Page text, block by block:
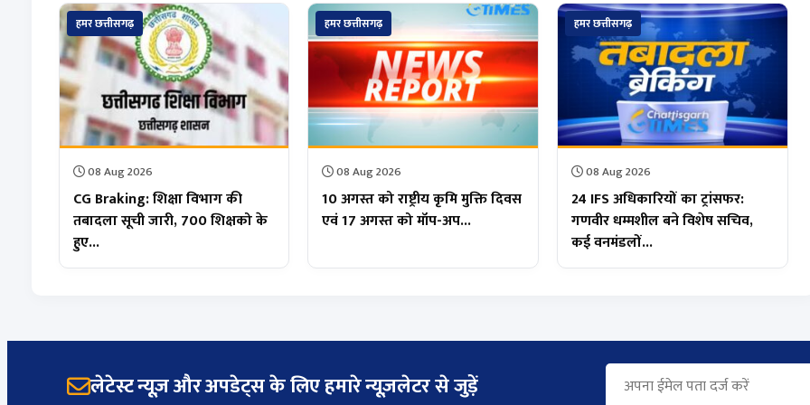
हमर छत्तीसगढ़
08 Aug 2026
CG Braking: शिक्षा विभाग की
तबादला सूची जारी, 700 शिक्षको के
हुए...
हमर छत्तीसगढ़
08 Aug 2026
10 अगस्त को राष्ट्रीय कृमि मुक्ति दिवस
एवं 17 अगस्त को मॉप-अप...
हमर छत्तीसगढ़
08 Aug 2026
24 IFS अधिकारियों का ट्रांसफर:
गणवीर धम्मशील बने विशेष सचिव,
कई वनमंडलों...
लेटेस्ट न्यूज़ और अपडेट्स के लिए हमारे न्यूज़लेटर से जुड़ें